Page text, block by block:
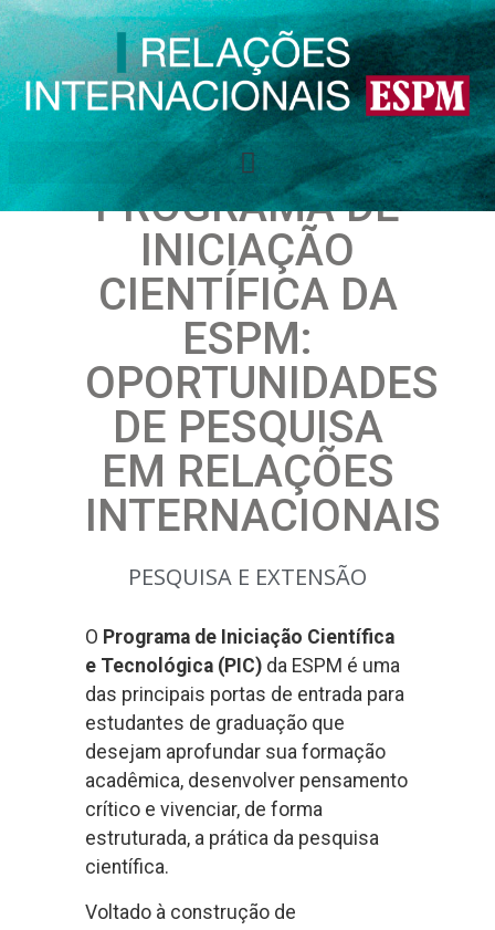
PROGRAMA DE
INICIAÇÃO
CIENTÍFICA DA
ESPM:
OPORTUNIDADES
DE PESQUISA
EM RELAÇÕES
INTERNACIONAIS
PESQUISA E EXTENSÃO
O Programa de Iniciação Científica
e Tecnológica (PIC) da ESPM é uma
das principais portas de entrada para
estudantes de graduação que
desejam aprofundar sua formação
acadêmica, desenvolver pensamento
crítico e vivenciar, de forma
estruturada, a prática da pesquisa
científica.
Voltado à construção de